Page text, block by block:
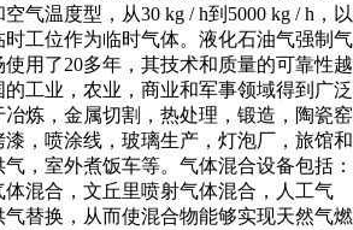
气温度型，从30 kg / h到5000 kg / h，以
工位作为临时气体。液化石油气强制气
用了20多年，其技术和质量的可靠性越
工业，农业，商业和军事领域得到广泛
炼，金属切割，热处理，锻造，陶瓷窑
，喷涂线，玻璃生产，灯泡厂，旅馆和
，室外煮饭车等。气体混合设备包括：
混合，文丘里喷射气体混合，人工气
替换，从而使混合物能够实现天然气燃